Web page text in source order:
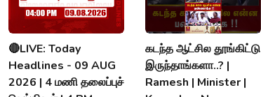
🔴LIVE: Today
Headlines - 09 AUG
2026 | 4 மணி தலைப்புச்
கடந்த ஆட்சில தூங்கிட்டு
இருந்தாங்களா..? |
Ramesh | Minister |